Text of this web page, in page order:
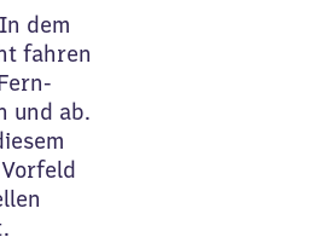
dem
fahren
und ab.